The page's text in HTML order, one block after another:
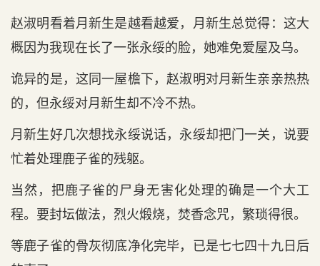
赵淑明看着月新生是越看越爱，月新生总觉得：这大
概因为我现在长了一张永绥的脸，她难免爱屋及乌。
诡异的是，这同一屋檐下，赵淑明对月新生亲亲热热
的，但永绥对月新生却不冷不热。
月新生好几次想找永绥说话，永绥却把门一关，说要
忙着处理鹿子雀的残躯。
当然，把鹿子雀的尸身无害化处理的确是一个大工
程。要封坛做法，烈火煅烧，焚香念咒，繁琐得很。
等鹿子雀的骨灰彻底净化完毕，已是七七四十九日后